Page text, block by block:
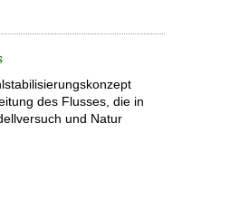
des Flusses, die in
und Natur